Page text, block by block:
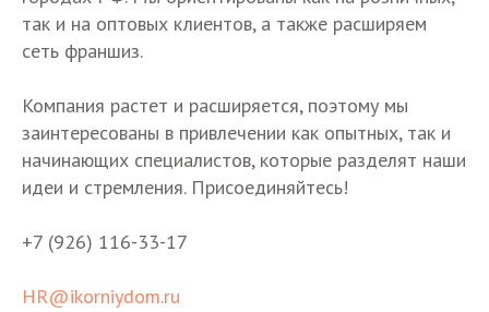
так и на оптовых клиентов, а также расширяем
сеть франшиз.
Компания растет и расширяется, поэтому мы
заинтересованы в привлечении как опытных, так и
начинающих специалистов, которые разделят наши
идеи и стремления. Присоединяйтесь!
+7 (926) 116-33-17
HR@ikorniydom.ru